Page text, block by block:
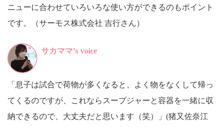
ニューに合わせていろいろな使い方ができるのもポイント
です。（サーモス株式会社 吉行さん）
サカママ’s voice
「息子は試合で荷物が多くなると、よく物をなくして帰っ
てくるのですが、これならスープジャーと容器を一緒に収
納できるので、大丈夫だと思います（笑）」(猪又佐奈江